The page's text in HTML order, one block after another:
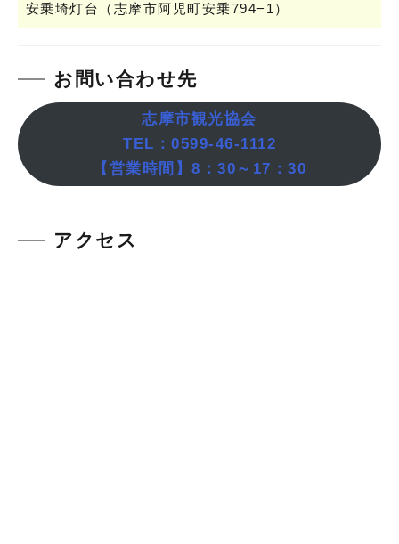
安乗埼灯台（志摩市阿児町安乗794−1）
お問い合わせ先
志摩市観光協会
TEL：0599-46-1112
【営業時間】8：30～17：30
アクセス